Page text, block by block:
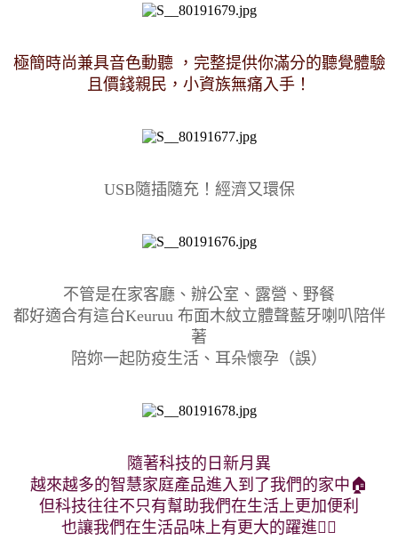
極簡時尚兼具音色動聽 ，完整提供你滿分的聽覺體驗
且價錢親民，小資族無痛入手！
USB隨插隨充！經濟又環保
不管是在家客廳、辦公室、露營、野餐
都好適合有這台Keuruu 布面木紋立體聲藍牙喇叭陪伴
著
陪妳一起防疫生活、耳朵懷孕（誤）
隨著科技的日新月異
越來越多的智慧家庭產品進入到了我們的家中🏠
但科技往往不只有幫助我們在生活上更加便利
也讓我們在生活品味上有更大的躍進🤸‍♀